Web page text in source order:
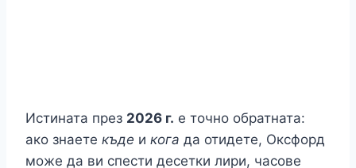
Истината през 2026 г. е точно обратната:
ако знаете къде и кога да отидете, Оксфорд
може да ви спести десетки лири, часове